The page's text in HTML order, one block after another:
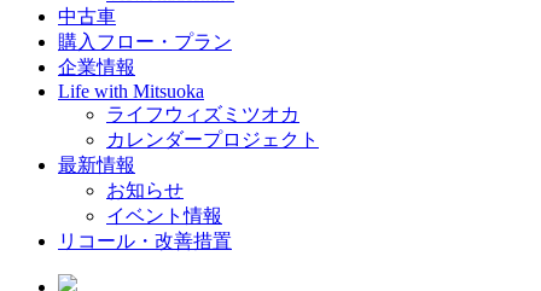
中古車
購入フロー・プラン
企業情報
Life with Mitsuoka
ライフウィズミツオカ
カレンダープロジェクト
最新情報
お知らせ
イベント情報
リコール・改善措置